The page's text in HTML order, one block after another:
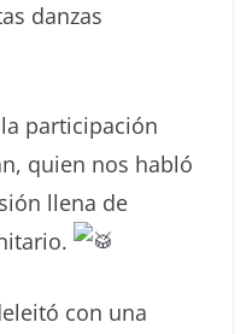
danzas
participación
quien nos habló
llena de
con una